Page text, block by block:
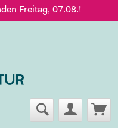
Freitag, 07.08.!
95 € Warenwert
Freitag, 07.08.!